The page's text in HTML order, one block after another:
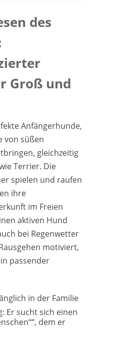
des
Groß und
Anfängerhunde,
von süßen
gleichzeitig
Terrier. Die
spielen und raufen
ihre
im Freien
aktiven Hund
bei Regenwetter
motiviert,
passender
in der Familie
Er sucht sich einen
dem er